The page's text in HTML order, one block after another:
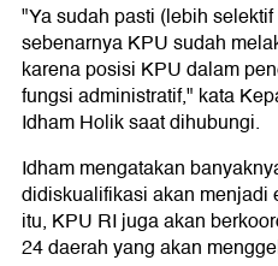
"Ya sudah pasti (lebih
sebenarnya KPU sudah
karena posisi KPU dalam
fungsi administratif," kata
Idham Holik saat dihubungi.
Idham mengatakan
didiskualifikasi akan
itu, KPU RI juga akan
24 daerah yang akan